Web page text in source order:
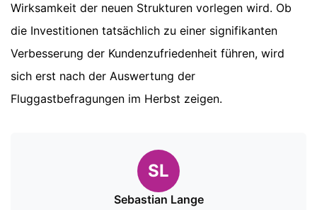
Wirksamkeit der neuen Strukturen vorlegen wird. Ob
die Investitionen tatsächlich zu einer signifikanten
Verbesserung der Kundenzufriedenheit führen, wird
sich erst nach der Auswertung der
Fluggastbefragungen im Herbst zeigen.
SL
Sebastian Lange